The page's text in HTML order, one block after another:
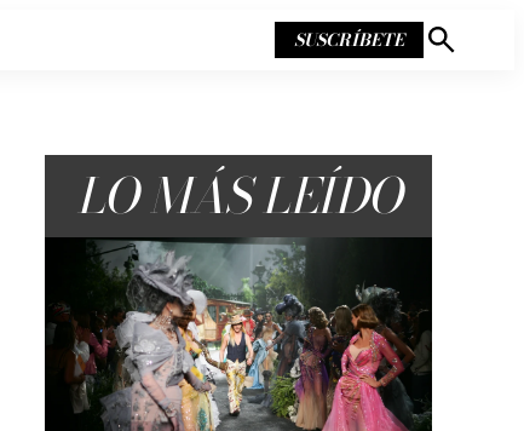
SUSCRÍBETE
Mostrar
LO MÁS LEÍDO